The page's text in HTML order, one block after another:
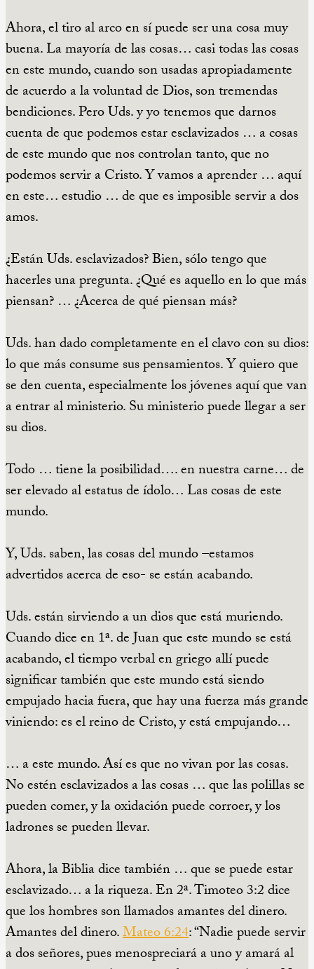
Ahora, el tiro al arco en sí puede ser una cosa muy
buena. La mayoría de las cosas… casi todas las cosas
en este mundo, cuando son usadas apropiadamente
de acuerdo a la voluntad de Dios, son tremendas
bendiciones. Pero Uds. y yo tenemos que darnos
cuenta de que podemos estar esclavizados … a cosas
de este mundo que nos controlan tanto, que no
podemos servir a Cristo. Y vamos a aprender … aquí
en este… estudio … de que es imposible servir a dos
amos.
¿Están Uds. esclavizados? Bien, sólo tengo que
hacerles una pregunta. ¿Qué es aquello en lo que más
piensan? … ¿Acerca de qué piensan más?
Uds. han dado completamente en el clavo con su dios:
lo que más consume sus pensamientos. Y quiero que
se den cuenta, especialmente los jóvenes aquí que van
a entrar al ministerio. Su ministerio puede llegar a ser
su dios.
Todo … tiene la posibilidad…. en nuestra carne… de
ser elevado al estatus de ídolo… Las cosas de este
mundo.
Y, Uds. saben, las cosas del mundo –estamos
advertidos acerca de eso- se están acabando.
Uds. están sirviendo a un dios que está muriendo.
Cuando dice en 1ª. de Juan que este mundo se está
acabando, el tiempo verbal en griego allí puede
significar también que este mundo está siendo
empujado hacia fuera, que hay una fuerza más grande
viniendo: es el reino de Cristo, y está empujando…
… a este mundo. Así es que no vivan por las cosas.
No estén esclavizados a las cosas … que las polillas se
pueden comer, y la oxidación puede corroer, y los
ladrones se pueden llevar.
Ahora, la Biblia dice también … que se puede estar
esclavizado… a la riqueza. En 2ª. Timoteo 3:2 dice
que los hombres son llamados amantes del dinero.
Amantes del dinero.Mateo 6:24: “Nadie puede servir
a dos señores, pues menospreciará a uno y amará al